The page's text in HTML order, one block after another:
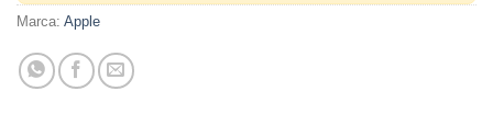
Marca: Apple